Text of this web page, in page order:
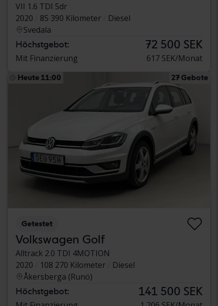
VII 1.6 TDI 5dr
2020
85 390 Kilometer
Diesel
Svedala
Höchstgebot: 72 500 SEK
Mit Finanzierung 617 SEK/Monat
Heute 11:00 27 Gebote
Getestet
Volkswagen Golf
Alltrack 2.0 TDI 4MOTION
2020
108 270 Kilometer
Diesel
Åkersberga (Runö)
Höchstgebot: 141 500 SEK